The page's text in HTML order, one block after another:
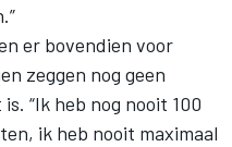
er bovendien voor
zeggen nog geen
“Ik heb nog nooit 100
ik heb nooit maximaal